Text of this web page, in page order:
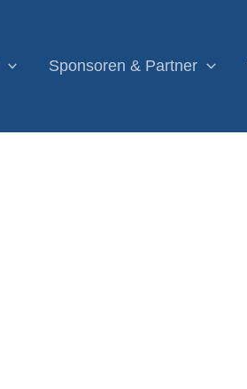
Sponsoren & Partner